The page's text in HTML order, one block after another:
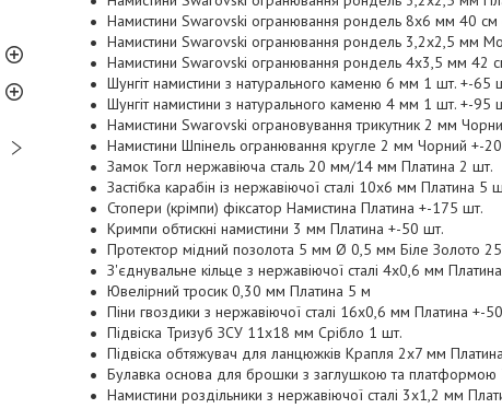
Намистини Swarovski огранювання рондель 8х6 мм 40 см
Намистини Swarovski огранювання рондель 3,2х2,5 мм
Намистини Swarovski огранювання рондель 4х3,5 мм 42
Шунгіт намистини з натурального каменю 6 мм 1 шт. +-65
Шунгіт намистини з натурального каменю 4 мм 1 шт. +-95
Намистини Swarovski ограновування трикутник 2 мм
Намистини Шпінель огранювання кругле 2 мм Чорний +-
Замок Тогл нержавіюча сталь 20 мм/14 мм Платина 2 шт.
Застібка карабін із нержавіючої сталі 10х6 мм Платина 5
Стопери (крімпи) фіксатор Намистина Платина +-175 шт.
Кримпи обтискні намистини 3 мм Платина +-50 шт.
Протектор мідний позолота 5 мм Ø 0,5 мм Біле Золото
З'єднувальне кільце з нержавіючої сталі 4х0,6 мм
Ювелірний тросик 0,30 мм Платина 5 м
Піни гвоздики з нержавіючої сталі 16х0,6 мм Платина +-
Підвіска Тризуб ЗСУ 11х18 мм Срібло 1 шт.
Підвіска обтяжувач для ланцюжків Крапля 2х7 мм
Булавка основа для брошки з заглушкою та
Намистини роздільники з нержавіючої сталі 3х1,2 мм